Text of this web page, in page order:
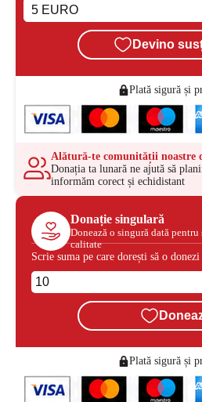
Devino
Plată sigură și
Alătură-te comunității noastre
Donația ta lunară ne ajută să
informăm corect și echidistant
Donație singulară
Donează o singură dată
calitate
Scrie suma pe care dorești să o donezi
Plată sigură și